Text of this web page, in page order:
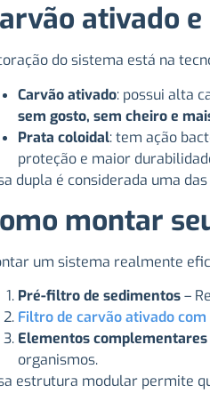
ativado
do sistema está na
Carvão ativado: possui alta
sem gosto, sem cheiro e
Prata coloidal: tem ação
proteção e maior
dupla é considerada uma
montar
um sistema realmente
Pré-filtro de sedimentos–
Filtro de carvão ativado
Elementos complementares
organismos.
estrutura modular permite